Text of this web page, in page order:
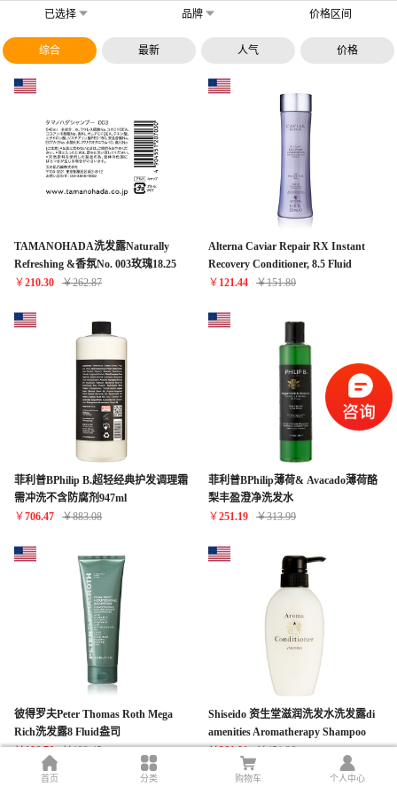
已选择 品牌 价格区间
综合 最新 人气 价格
TAMANOHADA洗发露Naturally
Refreshing &香氛No. 003玫瑰18.25
Fluid盎司
￥210.30 ￥262.87
Alterna Caviar Repair RX Instant
Recovery Conditioner, 8.5 Fluid
Ounce
￥ 121.44 ￥151.80
菲利普BPhilip B.超轻经典护发调理霜
需冲洗不含防腐剂947ml
￥706.47 ￥883.08
菲利普BPhilip薄荷& Avacado薄荷酪
梨丰盈澄净洗发水
￥251.19 ￥313.99
彼得罗夫Peter Thomas Roth Mega
Rich洗发露8 Fluid盎司
￥106.76 ￥133.45
Shiseido 资生堂滋润洗发水洗发露di
amenities Aromatherapy Shampoo
400ml & Conditioner 400ml set
￥361.01 ￥451.26
首页 分类 购物车 个人中心